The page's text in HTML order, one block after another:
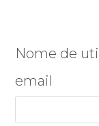
Nome de
email